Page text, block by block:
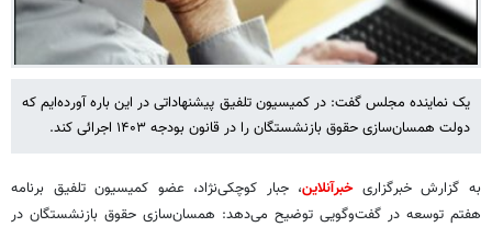
یک نماینده مجلس گفت: در کمیسیون تلفیق پیشنهاداتی در این باره آورده‌ایم که
دولت همسان‌سازی حقوق بازنشستگان را در قانون بودجه ۱۴۰۳ اجرائی کند.
به گزارش خبرگزاریخبرآنلاین، جبار کوچکی‌نژاد، عضو کمیسیون تلفیق برنامه
هفتم توسعه در گفت‌وگویی توضیح می‌دهد: همسان‌سازی حقوق بازنشستگان در